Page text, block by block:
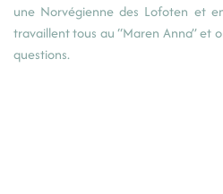
une Norvégienne des Lofoten et
travaillent tous au “Maren Anna” et
questions.